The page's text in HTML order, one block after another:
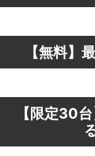
【無料】
【限定30